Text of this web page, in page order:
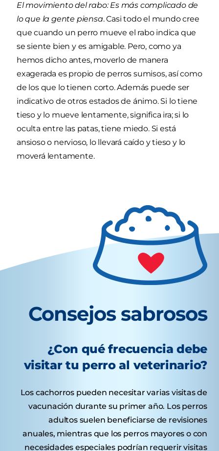
El movimiento del rabo: Es más complicado de
lo que la gente piensa. Casi todo el mundo cree
que cuando un perro mueve el rabo indica que
se siente bien y es amigable. Pero, como ya
hemos dicho antes, moverlo de manera
exagerada es propio de perros sumisos, así como
de los que lo tienen corto. Además puede ser
indicativo de otros estados de ánimo. Si lo tiene
tieso y lo mueve lentamente, significa ira; si lo
oculta entre las patas, tiene miedo. Si está
ansioso o nervioso, lo llevará caído y tieso y lo
moverá lentamente.
Consejos sabrosos
¿Con qué frecuencia debe
visitar tu perro al veterinario?
Los cachorros pueden necesitar varias visitas de
vacunación durante su primer año. Los perros
adultos suelen beneficiarse de revisiones
anuales, mientras que los perros mayores o con
necesidades especiales podrían requerir visitas